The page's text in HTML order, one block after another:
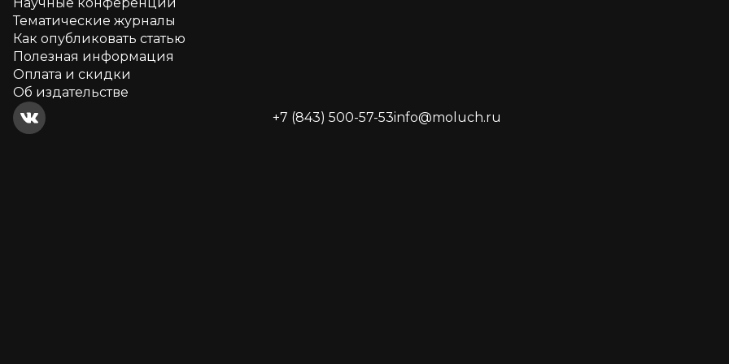
Тематические журналы
Как опубликовать статью
Полезная информация
Оплата и скидки
Об издательстве
+7 (843) 500-57-53info@moluch.ru